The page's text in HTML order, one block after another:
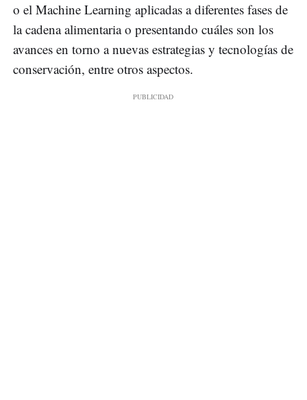
o el Machine Learning aplicadas a diferentes fases de
la cadena alimentaria o presentando cuáles son los
avances en torno a nuevas estrategias y tecnologías de
conservación, entre otros aspectos.